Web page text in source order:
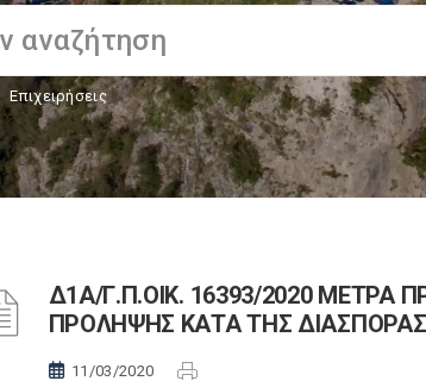
Επιχειρήσεις
Δ1Α/Γ.Π.ΟΙΚ. 16393/2020 ΜΕΤΡΑ
ΠΡΟΛΗΨΗΣ ΚΑΤΑ ΤΗΣ ΔΙΑΣΠΟΡΑΣ
11/03/2020